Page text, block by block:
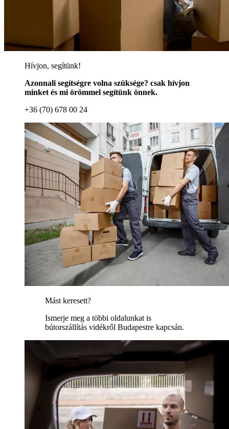
Hívjon, segítünk!
Azonnali segítségre volna szüksége? csak hívjon
minket és mi örömmel segítünk önnek.
+36 (70) 678 00 24
Mást keresett?
Ismerje meg a többi oldalunkat is
bútorszállítás vidékről Budapestre kapcsán.